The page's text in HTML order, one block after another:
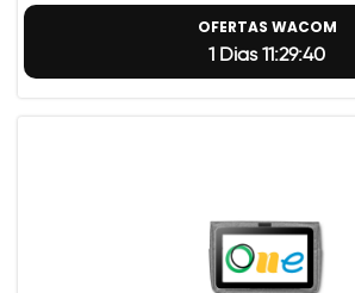
OFERTAS WACOM
1 Dias 11:29:39